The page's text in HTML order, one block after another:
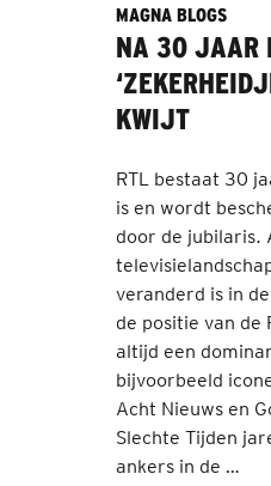
MAGNA BLOGS
NA 30 JAAR
KWIJT
RTL bestaat 30
is en wordt
door de jubilaris.
veranderd is in
de positie van de
altijd een
bijvoorbeeld
Acht Nieuws en
Slechte Tijden
ankers in de …